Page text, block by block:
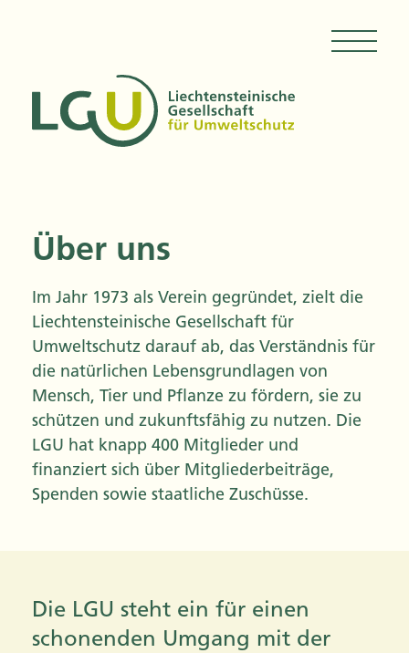
Über uns
Im Jahr 1973 als Verein gegründet, zielt die
Liechtensteinische Gesellschaft für
Umweltschutz darauf ab, das Verständnis für
die natürlichen Lebensgrundlagen von
Mensch, Tier und Pflanze zu fördern, sie zu
schützen und zukunftsfähig zu nutzen. Die
LGU hat knapp 400 Mitglieder und
finanziert sich über Mitgliederbeiträge,
Spenden sowie staatliche Zuschüsse.
Die LGU steht ein für einen
schonenden Umgang mit der